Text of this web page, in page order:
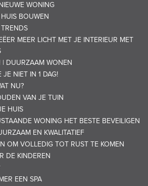
WONING
BOUWEN
MEER LICHT MET JE INTERIEUR MET
DUURZAAM WONEN
JE NIET IN 1 DAG!
NU?
VAN JE TUIN
HUIS
WONING HET BESTE BEVEILIGEN
EN KWALITATIEF
OM VOLLEDIG TOT RUST TE KOMEN
DE KINDEREN
EEN SPA